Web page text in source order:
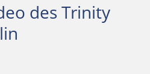
des Trinity